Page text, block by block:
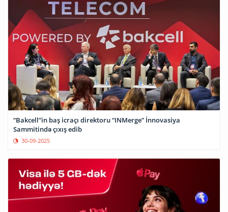
“Bakcell”in baş icraçı direktoru “INMerge” İnnovasiya
Sammitində çıxış edib
30-09-2025